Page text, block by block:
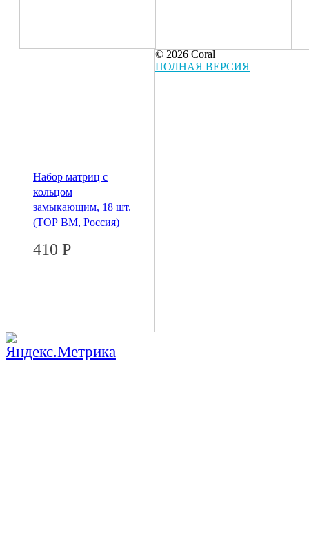
Набор матриц с
кольцом
замыкающим, 18 шт.
(ТОР ВМ, Россия)
410 Р
© 2026 Coral
ПОЛНАЯ ВЕРСИЯ